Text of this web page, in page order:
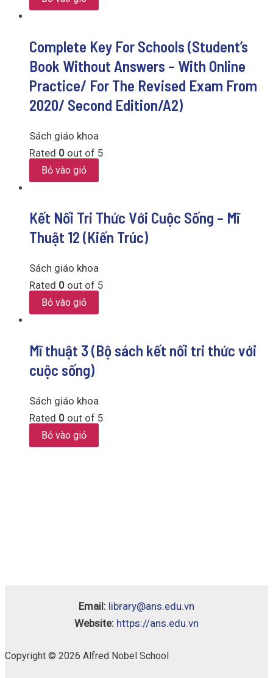
Complete Key For Schools (Student’s
Book Without Answers – With Online
Practice/ For The Revised Exam From
2020/ Second Edition/A2)
Sách giáo khoa
Rated 0 out of 5
Bỏ vào giỏ
Kết Nối Tri Thức Với Cuộc Sống – Mĩ
Thuật 12 (Kiến Trúc)
Sách giáo khoa
Rated 0 out of 5
Bỏ vào giỏ
Mĩ thuật 3 (Bộ sách kết nối tri thức với
cuộc sống)
Sách giáo khoa
Rated 0 out of 5
Bỏ vào giỏ
Email: library@ans.edu.vn
Website: https://ans.edu.vn
Copyright © 2026 Alfred Nobel School